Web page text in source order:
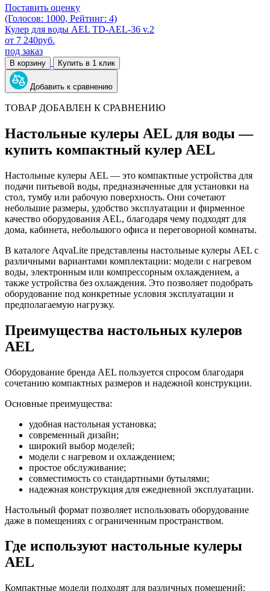
Поставить оценку
(Голосов: 1000, Рейтинг: 4)
Кулер для воды AEL TD-AEL-36 v.2
от 7 240руб.
под заказ
В корзину Купить в 1 клик
Добавить к сравнению
ТОВАР ДОБАВЛЕН К СРАВНЕНИЮ
Настольные кулеры AEL для воды —
купить компактный кулер AEL
Настольные кулеры AEL — это компактные устройства для
подачи питьевой воды, предназначенные для установки на
стол, тумбу или рабочую поверхность. Они сочетают
небольшие размеры, удобство эксплуатации и фирменное
качество оборудования AEL, благодаря чему подходят для
дома, кабинета, небольшого офиса и переговорной комнаты.
В каталоге AqvaLite представлены настольные кулеры AEL с
различными вариантами комплектации: модели с нагревом
воды, электронным или компрессорным охлаждением, а
также устройства без охлаждения. Это позволяет подобрать
оборудование под конкретные условия эксплуатации и
предполагаемую нагрузку.
Преимущества настольных кулеров
AEL
Оборудование бренда AEL пользуется спросом благодаря
сочетанию компактных размеров и надежной конструкции.
Основные преимущества:
удобная настольная установка;
современный дизайн;
широкий выбор моделей;
модели с нагревом и охлаждением;
простое обслуживание;
совместимость со стандартными бутылями;
надежная конструкция для ежедневной эксплуатации.
Настольный формат позволяет использовать оборудование
даже в помещениях с ограниченным пространством.
Где используют настольные кулеры
AEL
Компактные модели подходят для различных помещений: